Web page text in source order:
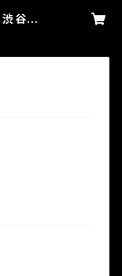
谷RE